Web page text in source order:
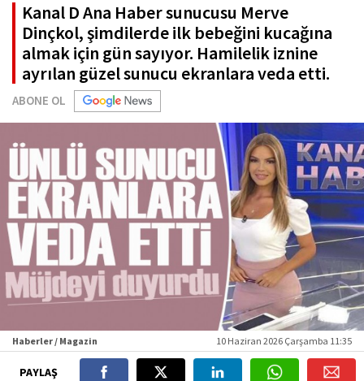
Kanal D Ana Haber sunucusu Merve
Dinçkol, şimdilerde ilk bebeğini kucağına
almak için gün sayıyor. Hamilelik iznine
ayrılan güzel sunucu ekranlara veda etti.
ABONE OL
Haberler / Magazin 10 Haziran 2026 Çarşamba 11:35
PAYLAŞ